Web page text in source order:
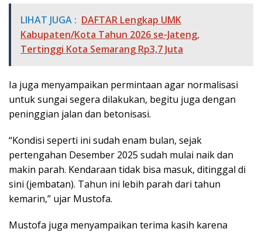
LIHAT JUGA : DAFTAR Lengkap UMK
Kabupaten/Kota Tahun 2026 se-Jateng,
Tertinggi Kota Semarang Rp3,7 Juta
Ia juga menyampaikan permintaan agar normalisasi
untuk sungai segera dilakukan, begitu juga dengan
peninggian jalan dan betonisasi.
“Kondisi seperti ini sudah enam bulan, sejak
pertengahan Desember 2025 sudah mulai naik dan
makin parah. Kendaraan tidak bisa masuk, ditinggal di
sini (jembatan). Tahun ini lebih parah dari tahun
kemarin,” ujar Mustofa.
Mustofa juga menyampaikan terima kasih karena